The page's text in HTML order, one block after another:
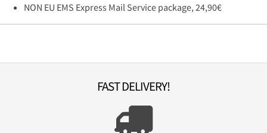
NON EU EMS Express Mail Service package, 24,90€
FAST DELIVERY!